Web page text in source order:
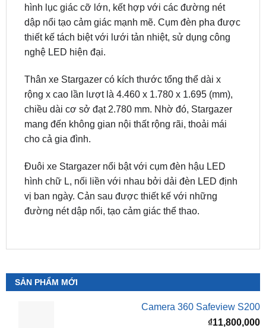
hình lục giác cỡ lớn, kết hợp với các đường nét
dập nổi tạo cảm giác mạnh mẽ. Cụm đèn pha được
thiết kế tách biệt với lưới tản nhiệt, sử dụng công
nghệ LED hiện đại.
Thân xe Stargazer có kích thước tổng thể dài x
rộng x cao lần lượt là 4.460 x 1.780 x 1.695 (mm),
chiều dài cơ sở đạt 2.780 mm. Nhờ đó, Stargazer
mang đến không gian nội thất rộng rãi, thoải mái
cho cả gia đình.
Đuôi xe Stargazer nổi bật với cụm đèn hậu LED
hình chữ L, nối liền với nhau bởi dải đèn LED định
vị ban ngày. Cản sau được thiết kế với những
đường nét dập nổi, tạo cảm giác thể thao.
SẢN PHẨM MỚI
Camera 360 Safeview S200
₫11,800,000